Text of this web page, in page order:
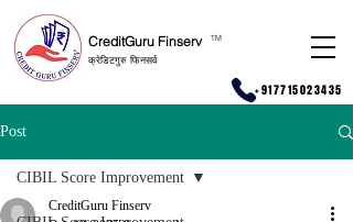
CreditGuru Finserv
क्रेडिटगुरु फिनसर्व
TM
+917715023435
Post
CIBIL Score Improvement
CreditGuru Finserv